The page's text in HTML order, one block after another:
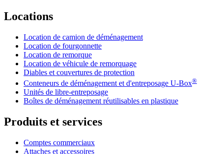
Locations
Location de camion de déménagement
Location de fourgonnette
Location de remorque
Location de véhicule de remorquage
Diables et couvertures de protection
Conteneurs de déménagement et d'entreposage U-Box®
Unités de libre-entreposage
Boîtes de déménagement réutilisables en plastique
Produits et services
Comptes commerciaux
Attaches et accessoires